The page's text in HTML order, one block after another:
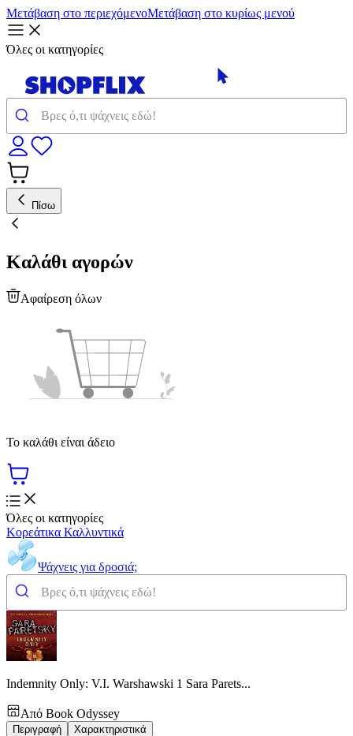
Μετάβαση στο περιεχόμενοΜετάβαση στο κυρίως μενού
Όλες οι κατηγορίες
Πίσω
Καλάθι αγορών
Αφαίρεση όλων
Το καλάθι είναι άδειο
Όλες οι κατηγορίες
Κορεάτικα Καλλυντικά
Ψάχνεις για δροσιά;
Indemnity Only: V.I. Warshawski 1 Sara Parets...
Από Book Odyssey
Περιγραφή Χαρακτηριστικά